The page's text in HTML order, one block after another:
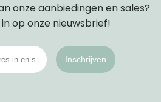
onze aanbiedingen en sales?
op onze nieuwsbrief!
Inschrijven